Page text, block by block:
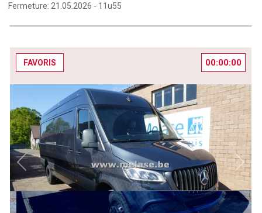
Fermeture: 21.05.2026 - 11u55
FAVORIS 00:00:00